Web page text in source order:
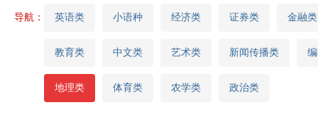
导航： 英语类 小语种 经济类 证券类 金融类
教育类 中文类 艺术类 新闻传播类
地理类 体育类 农学类 政治类